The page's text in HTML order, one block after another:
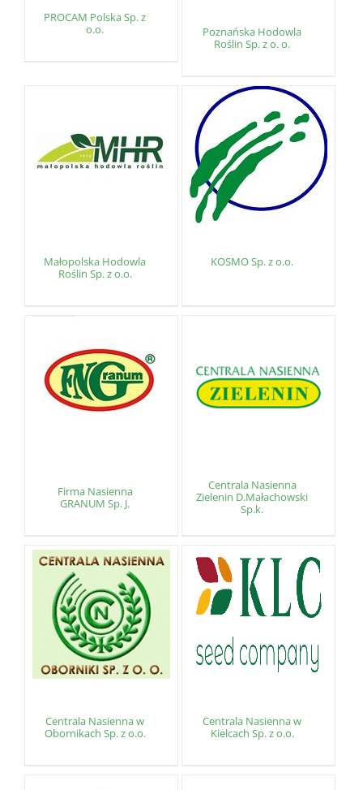
PROCAM Polska Sp. z
o.o.
Poznańska Hodowla
Roślin Sp. z o. o.
Małopolska Hodowla
Roślin Sp. z o.o.
KOSMO Sp. z o.o.
Firma Nasienna
GRANUM Sp. J.
Centrala Nasienna
Zielenin D.Małachowski
Sp.k.
Centrala Nasienna w
Obornikach Sp. z o.o.
Centrala Nasienna w
Kielcach Sp. z o.o.